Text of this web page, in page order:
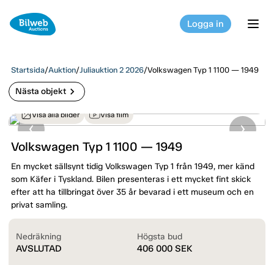
Logga in
Startsida/Auktion/Juliauktion 2 2026/Volkswagen Typ 1 1100 — 1949
Nästa objekt chevron_right
Visa alla bilder Visa film
Volkswagen Typ 1 1100 — 1949
En mycket sällsynt tidig Volkswagen Typ 1 från 1949, mer känd
som Käfer i Tyskland. Bilen presenteras i ett mycket fint skick
efter att ha tillbringat över 35 år bevarad i ett museum och en
privat samling.
Nedräkning
AVSLUTAD
Högsta bud
406 000 SEK